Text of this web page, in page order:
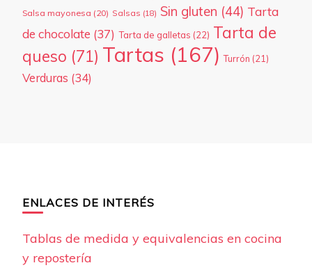
Salsa mayonesa (20) Salsas (18) Sin gluten (44) Tarta
de chocolate (37) Tarta de galletas (22) Tarta de
queso (71) Tartas (167) Turrón (21)
Verduras (34)
ENLACES DE INTERÉS
Tablas de medida y equivalencias en cocina
y repostería